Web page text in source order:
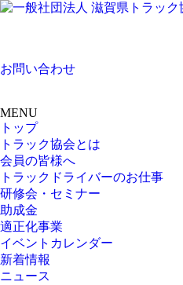
お問い合わせ
MENU
トップ
トラック協会とは
会員の皆様へ
トラックドライバーのお仕事
研修会・セミナー
助成金
適正化事業
イベントカレンダー
新着情報
ニュース